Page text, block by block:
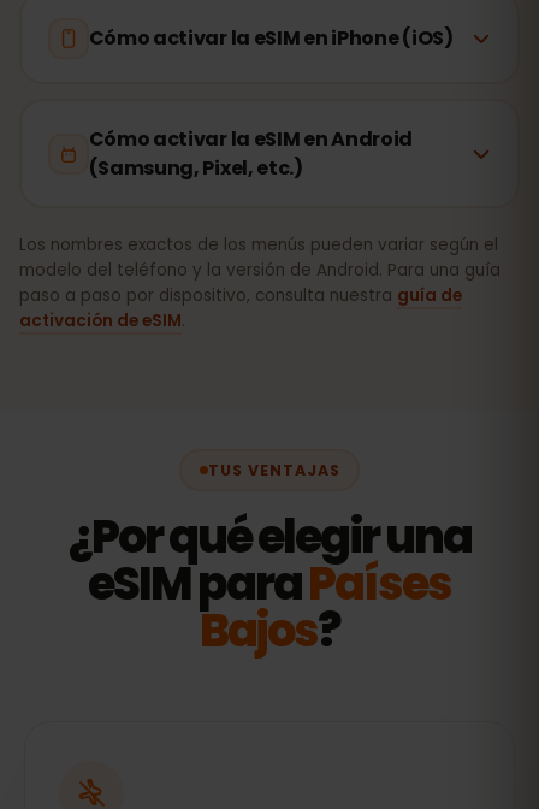
Cómo activar la eSIM en iPhone (iOS)
Cómo activar la eSIM en Android
(Samsung, Pixel, etc.)
Los nombres exactos de los menús pueden variar según el
modelo del teléfono y la versión de Android. Para una guía
paso a paso por dispositivo, consulta nuestra guía de
activación de eSIM.
TUS VENTAJAS
¿Por qué elegir una
eSIM paraPaíses
Bajos?